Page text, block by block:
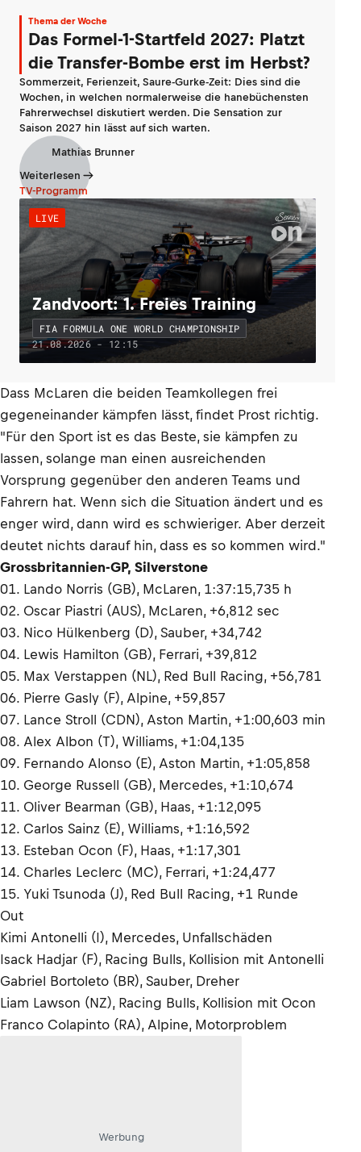
Thema der Woche
Das Formel-1-Startfeld 2027: Platzt
die Transfer-Bombe erst im Herbst?
Sommerzeit, Ferienzeit, Saure-Gurke-Zeit: Dies sind die
Wochen, in welchen normalerweise die hanebüchensten
Fahrerwechsel diskutiert werden. Die Sensation zur
Saison 2027 hin lässt auf sich warten.
Mathias Brunner
Weiterlesen
TV-Programm
LIVE
Zandvoort: 1. Freies Training
FIA FORMULA ONE WORLD CHAMPIONSHIP
21.08.2026 - 12:15
Dass McLaren die beiden Teamkollegen frei
gegeneinander kämpfen lässt, findet Prost richtig.
"Für den Sport ist es das Beste, sie kämpfen zu
lassen, solange man einen ausreichenden
Vorsprung gegenüber den anderen Teams und
Fahrern hat. Wenn sich die Situation ändert und es
enger wird, dann wird es schwieriger. Aber derzeit
deutet nichts darauf hin, dass es so kommen wird."
Grossbritannien-GP, Silverstone
01. Lando Norris (GB), McLaren, 1:37:15,735 h
02. Oscar Piastri (AUS), McLaren, +6,812 sec
03. Nico Hülkenberg (D), Sauber, +34,742
04. Lewis Hamilton (GB), Ferrari, +39,812
05. Max Verstappen (NL), Red Bull Racing, +56,781
06. Pierre Gasly (F), Alpine, +59,857
07. Lance Stroll (CDN), Aston Martin, +1:00,603 min
08. Alex Albon (T), Williams, +1:04,135
09. Fernando Alonso (E), Aston Martin, +1:05,858
10. George Russell (GB), Mercedes, +1:10,674
11. Oliver Bearman (GB), Haas, +1:12,095
12. Carlos Sainz (E), Williams, +1:16,592
13. Esteban Ocon (F), Haas, +1:17,301
14. Charles Leclerc (MC), Ferrari, +1:24,477
15. Yuki Tsunoda (J), Red Bull Racing, +1 Runde
Out
Kimi Antonelli (I), Mercedes, Unfallschäden
Isack Hadjar (F), Racing Bulls, Kollision mit Antonelli
Gabriel Bortoleto (BR), Sauber, Dreher
Liam Lawson (NZ), Racing Bulls, Kollision mit Ocon
Franco Colapinto (RA), Alpine, Motorproblem
Werbung